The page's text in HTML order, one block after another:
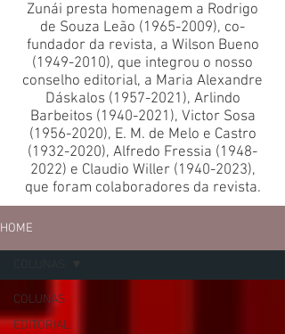
Zunái presta homenagem a Rodrigo
de Souza Leão (1965-2009), co-
fundador da revista, a Wilson Bueno
(1949-2010), que integrou o nosso
conselho editorial, a Maria Alexandre
Dáskalos (1957-2021), Arlindo
Barbeitos (1940-2021), Victor Sosa
(1956-2020), E. M. de Melo e Castro
(1932-2020), Alfredo Fressia (1948-
2022) e Claudio Willer (1940-2023),
que foram colaboradores da revista.
HOME
COLUNAS
EDITORIAL